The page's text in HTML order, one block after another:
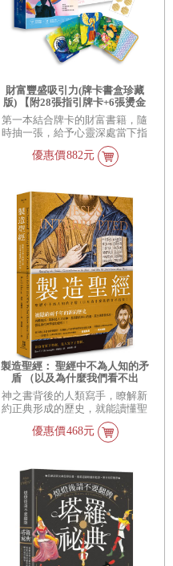
財富豐盛吸引力(牌卡書盒珍藏
版) 【附28張指引牌卡+6張燙金
招財貼紙+專書+精美書盒】
第一本結合牌卡的財富書籍，隨
時抽一張，給予心靈深處當下指
引，實現財富豐盛的夢想！
優惠價882元
製造聖經： 聖經中不為人知的矛
盾 （以及為什麼我們看不出
來！）
神之書背後的人類寫手，瞭解新
約正典形成的歷史，就能讀懂聖
優惠價468元